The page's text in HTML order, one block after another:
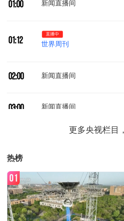
01:00 新闻直播间
01:12
直播中
世界周刊
02:00 新闻直播间
03:00 新闻直播间
04:34
05:00 新闻直播间
热榜
01